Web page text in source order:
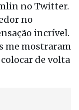
no Twitter.
no
incrível.
me mostraram
de volta